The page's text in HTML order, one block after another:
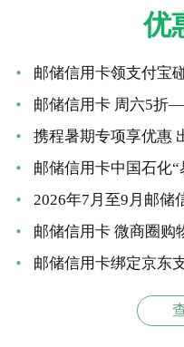
优
携程暑期专项享优惠
邮储信用卡 微商圈购
邮储信用卡绑定京东